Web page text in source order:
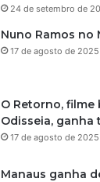
24 de setembro de
Nuno Ramos no
17 de agosto de 2025
O Retorno,
Odisseia, ganha
17 de agosto de 2025
Manaus ganha